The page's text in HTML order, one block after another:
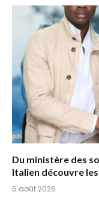
Du ministère des
Italien découvre
6 août 2026